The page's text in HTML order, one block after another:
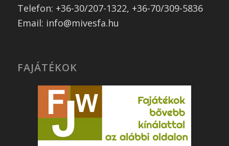
Telefon: +36-30/207-1322, +36-70/309-5836
Email: info@mivesfa.hu
FAJÁTÉKOK